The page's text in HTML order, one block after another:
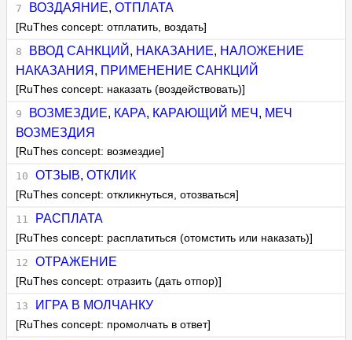
ВОЗДАЯНИЕ, ОТПЛАТА
[RuThes concept: отплатить, воздать]
ВВОД САНКЦИЙ , НАКАЗАНИЕ, НАЛОЖЕНИЕ
НАКАЗАНИЯ , ПРИМЕНЕНИЕ САНКЦИЙ
[RuThes concept: наказать (воздействовать)]
ВОЗМЕЗДИЕ, КАРА, КАРАЮЩИЙ МЕЧ , МЕЧ
ВОЗМЕЗДИЯ
[RuThes concept: возмездие]
ОТЗЫВ, ОТКЛИК
[RuThes concept: откликнуться, отозваться]
РАСПЛАТА
[RuThes concept: расплатиться (отомстить или наказать)]
ОТРАЖЕНИЕ
[RuThes concept: отразить (дать отпор)]
ИГРА В МОЛЧАНКУ
[RuThes concept: промолчать в ответ]